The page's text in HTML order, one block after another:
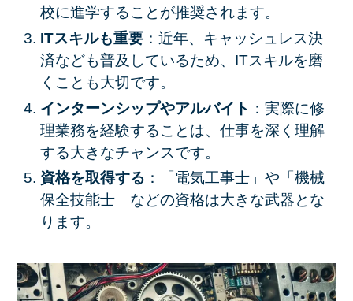
校に進学することが推奨されます。
ITスキルも重要：近年、キャッシュレス決
済なども普及しているため、ITスキルを磨
くことも大切です。
インターンシップやアルバイト ：実際に修
理業務を経験することは、仕事を深く理解
する大きなチャンスです。
資格を取得する ：「電気工事士」や「機械
保全技能士」などの資格は大きな武器とな
ります。